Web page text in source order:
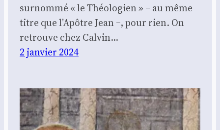
sur­nom­mé « le Théo­lo­gien » ‒ au même
titre que l’A­pôtre Jean ‒, pour rien. On
retrouve chez Cal­vin…
2 janvier 2024